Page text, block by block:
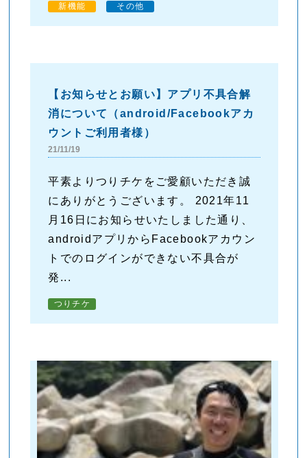
新機能 その他
【お知らせとお願い】アプリ不具合解
消について（android/Facebookアカ
ウントご利用者様）
21/11/19
平素よりつりチケをご愛顧いただき誠
にありがとうございます。 2021年11
月16日にお知らせいたしました通り、
androidアプリからFacebookアカウン
トでのログインができない不具合が
発...
つりチケ